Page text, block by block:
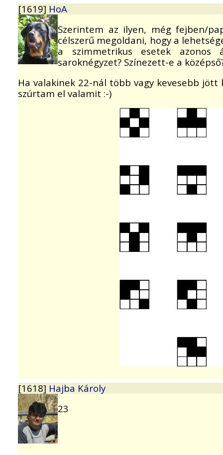
[1619] HoA
Szerintem az ilyen, még fejben/
célszerű megoldani, hogy a
a szimmetrikus esetek azonos
saroknégyzet? Színezett-e a
Ha valakinek 22-nál több vagy kevesebb
szúrtam el valamit :-)
[1618] Hajba Károly
23